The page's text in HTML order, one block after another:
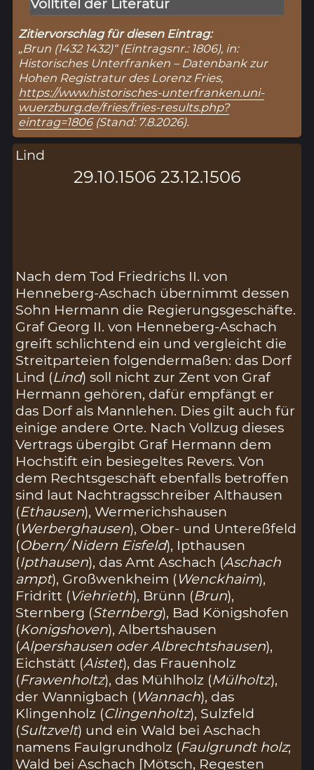
Volltitel der Literatur
Zitiervorschlag für diesen Eintrag:
„Brun (1432 1432)“ (Eintragsnr.: 1806), in:
Historisches Unterfranken – Datenbank zur
Hohen Registratur des Lorenz Fries,
https://www.historisches-unterfranken.uni-
wuerzburg.de/fries/fries-results.php?
eintrag=1806(Stand: 7.8.2026).
Lind
29.10.1506 23.12.1506
Nach dem Tod Friedrichs II. von
Henneberg-Aschach übernimmt dessen
Sohn Hermann die Regierungsgeschäfte.
Graf Georg II. von Henneberg-Aschach
greift schlichtend ein und vergleicht die
Streitparteien folgendermaßen: das Dorf
Lind (Lind) soll nicht zur Zent von Graf
Hermann gehören, dafür empfängt er
das Dorf als Mannlehen. Dies gilt auch für
einige andere Orte. Nach Vollzug dieses
Vertrags übergibt Graf Hermann dem
Hochstift ein besiegeltes Revers. Von
dem Rechtsgeschäft ebenfalls betroffen
sind laut Nachtragsschreiber Althausen
(Ethausen), Wermerichshausen
(Werberghausen), Ober- und Untereßfeld
(Obern/ Nidern Eisfeld), Ipthausen
(Ipthausen), das Amt Aschach (Aschach
ampt), Großwenkheim (Wenckhaim),
Fridritt (Viehrieth), Brünn (Brun),
Sternberg (Sternberg), Bad Königshofen
(Konigshoven), Albertshausen
(Alpershausen oder Albrechtshausen),
Eichstätt (Aistet), das Frauenholz
(Frawenholtz), das Mühlholz (Mülholtz),
der Wannigbach (Wannach), das
Klingenholz (Clingenholtz), Sulzfeld
(Sultzvelt) und ein Wald bei Aschach
namens Faulgrundholz (Faulgrundt holz;
Wald bei Aschach [Mötsch, Regesten